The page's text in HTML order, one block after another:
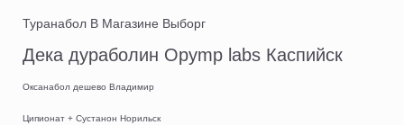
Туранабол В Магазине Выборг
Дека дураболин Opymp labs Каспийск
Оксанабол дешево Владимир
Ципионат + Сустанон Норильск